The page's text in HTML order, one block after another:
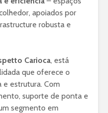
apoiados por
robusta e
Carioca, está
que oferece o
e estrutura. Com
suporte de ponta e
segmento em